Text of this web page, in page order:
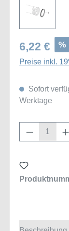
6,22 € %
Preise inkl.
Sofort
Werktage
Produkt